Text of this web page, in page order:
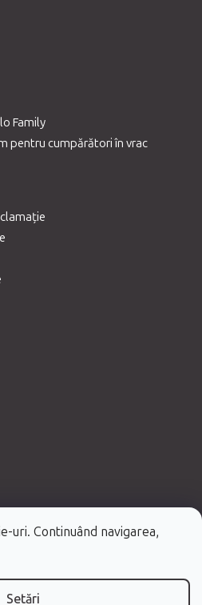
uri. Continuând navigarea,
Setări
Family
pentru cumpărători în vrac